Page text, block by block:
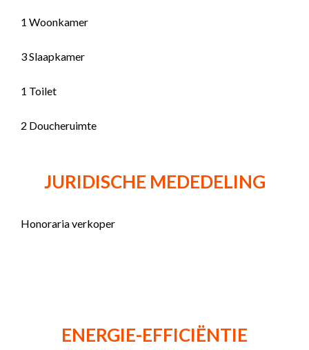
1 Woonkamer
3 Slaapkamer
1 Toilet
2 Doucheruimte
JURIDISCHE MEDEDELING
Honoraria verkoper
ENERGIE-EFFICIËNTIE